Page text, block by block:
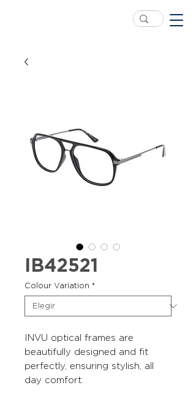
IB42521
Colour Variation *
INVU optical frames are
beautifully designed and fit
perfectly, ensuring stylish, all
day comfort.